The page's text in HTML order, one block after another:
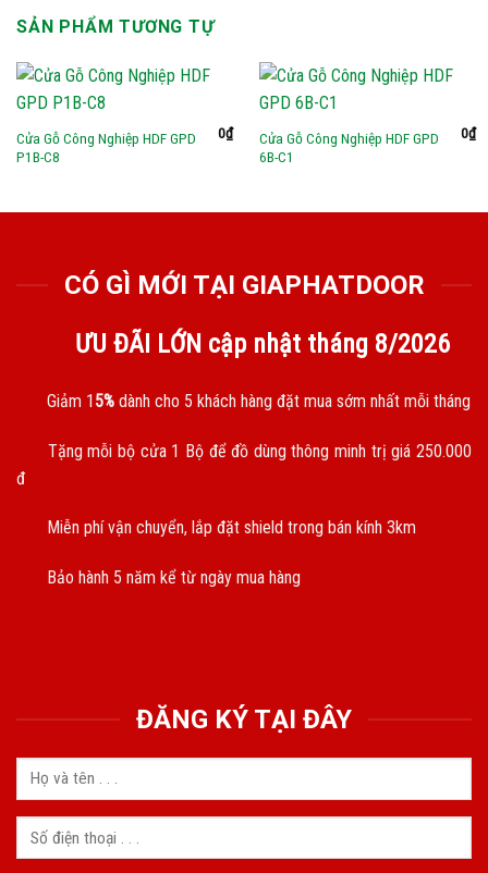
SẢN PHẨM TƯƠNG TỰ
Cửa Gỗ Công Nghiệp HDF GPD
P1B-C8
0₫
Cửa Gỗ Công Nghiệp HDF GPD
6B-C1
0₫
CÓ GÌ MỚI TẠI GIAPHATDOOR
ƯU ĐÃI LỚN cập nhật tháng 8/2026
Giảm 15% dành cho 5 khách hàng đặt mua sớm nhất mỗi tháng
Tặng mỗi bộ cửa 1 Bộ để đồ dùng thông minh trị giá 250.000
đ
Miễn phí vận chuyển, lắp đặt shield trong bán kính 3km
Bảo hành 5 năm kể từ ngày mua hàng
ĐĂNG KÝ TẠI ĐÂY